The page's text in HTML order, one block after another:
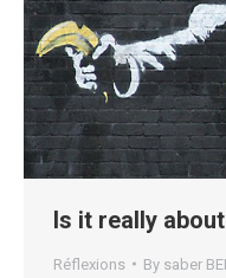
Is it really
Réflexions By saber